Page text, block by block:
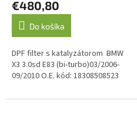
€480,80
Do košíka
DPF filter s katalyzátorom BMW
X3 3.0sd E83 (bi-turbo)03/2006-
09/2010 O.E. kód: 18308508523